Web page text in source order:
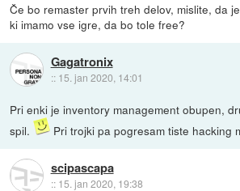
Če bo remaster prvih treh delov, mislite, da
ki imamo vse igre, da bo tole free?
Gagatronix
:: 15. jan 2020, 14:01
Pri enki je inventory management obupen,
spil.
Pri trojki pa pogresam tiste hacking
scipascapa
:: 15. jan 2020, 19:38